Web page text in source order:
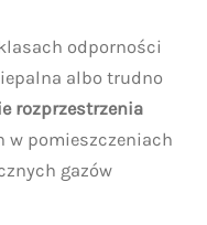
odporności
albo trudno
rozprzestrzenia
w pomieszczeniach
gazów